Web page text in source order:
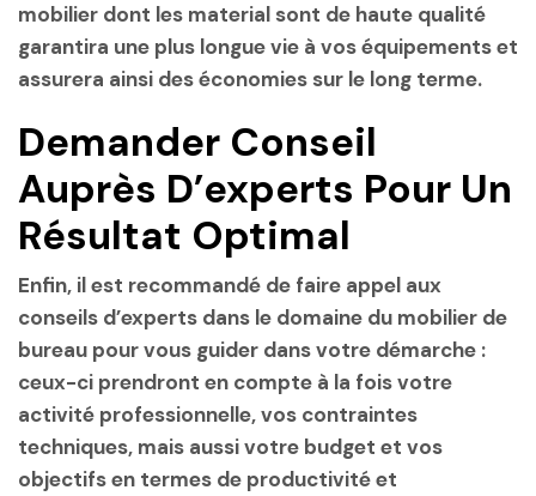
mobilier dont les material sont de haute qualité
garantira une plus longue vie à vos équipements et
assurera ainsi des économies sur le long terme.
Demander Conseil
Auprès D’experts Pour Un
Résultat Optimal
Enfin, il est recommandé de faire appel aux
conseils d’experts dans le domaine du mobilier de
bureau pour vous guider dans votre démarche :
ceux-ci prendront en compte à la fois votre
activité professionnelle, vos contraintes
techniques, mais aussi votre budget et vos
objectifs en termes de productivité et